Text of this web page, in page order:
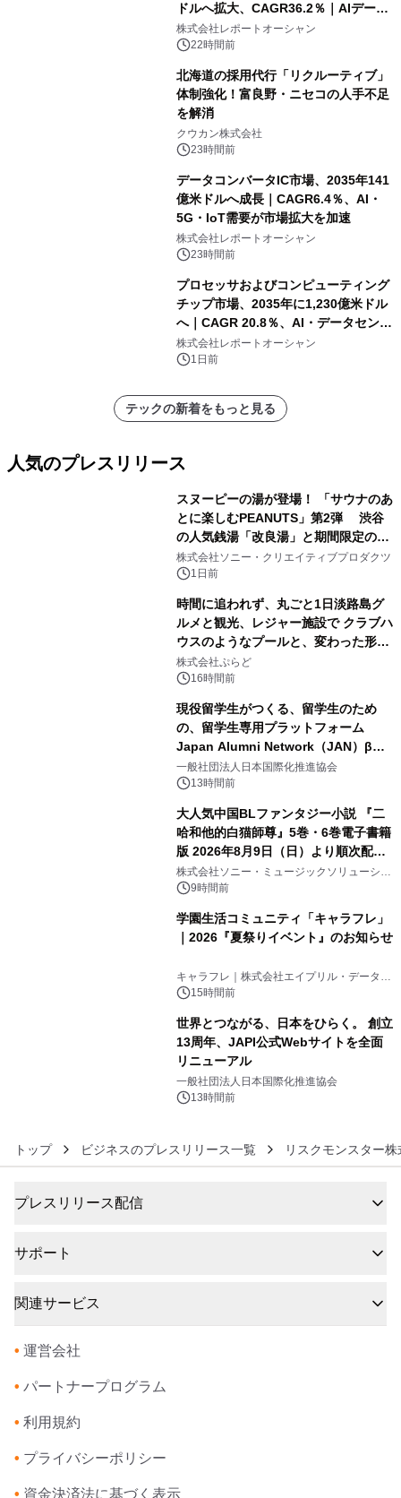
ドルへ拡大、CAGR36.2％｜AIデータ
センター・高速光通信需要が成長を加
速
株式会社レポートオーシャン
22時間前
北海道の採用代行「リクルーティブ」
体制強化！富良野・ニセコの人手不足
を解消
クウカン株式会社
23時間前
データコンバータIC市場、2035年141
億米ドルへ成長｜CAGR6.4％、AI・
5G・IoT需要が市場拡大を加速
株式会社レポートオーシャン
23時間前
プロセッサおよびコンピューティング
チップ市場、2035年に1,230億米ドル
へ｜CAGR 20.8％、AI・データセンタ
ー需要が成長を牽引
株式会社レポートオーシャン
1日前
テックの新着をもっと見る
人気のプレスリリース
スヌーピーの湯が登場！ 「サウナのあ
とに楽しむPEANUTS」第2弾 渋谷
の人気銭湯「改良湯」と期間限定のコ
ラボレーション サウナイキタイコラ
ボグッズも発売決定！
株式会社ソニー・クリエイティブプロダクツ
1日前
時間に追われず、丸ごと1日淡路島グ
ルメと観光、レジャー施設で クラブハ
ウスのようなプールと、変わった形の
サウナも 「THE BOXY AWAJI」のお
得な素泊まり連泊プランで
株式会社ぷらど
16時間前
現役留学生がつくる、留学生のため
の、留学生専用プラットフォーム
Japan Alumni Network（JAN）β版
をリリース
一般社団法人日本国際化推進協会
13時間前
大人気中国BLファンタジー小説 『二
哈和他的白猫師尊』5巻・6巻電子書籍
版 2026年8月9日（日）より順次配信
開始
株式会社ソニー・ミュージックソリューショ
ンズ9時間前
学園生活コミュニティ「キャラフレ」
｜2026『夏祭りイベント』のお知らせ
キャラフレ｜株式会社エイプリル・データ・
デザインズ
15時間前
世界とつながる、日本をひらく。 創立
13周年、JAPI公式Webサイトを全面
リニューアル
一般社団法人日本国際化推進協会
13時間前
トップ ビジネスのプレスリリース一覧 リスクモンスター株
プレスリリース配信
サポート
関連サービス
• 運営会社
• パートナープログラム
• 利用規約
• プライバシーポリシー
• 資金決済法に基づく表示